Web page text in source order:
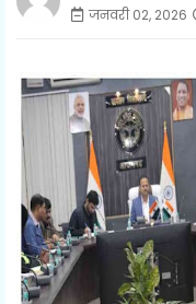
जनवरी 02, 2026